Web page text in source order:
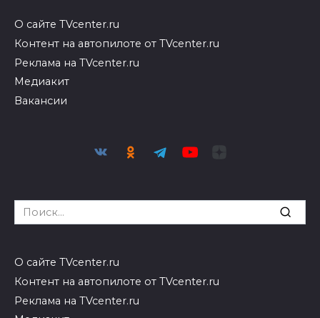
О сайте TVcenter.ru
Контент на автопилоте от TVcenter.ru
Реклама на TVcenter.ru
Медиакит
Вакансии
Search
for:
О сайте TVcenter.ru
Контент на автопилоте от TVcenter.ru
Реклама на TVcenter.ru